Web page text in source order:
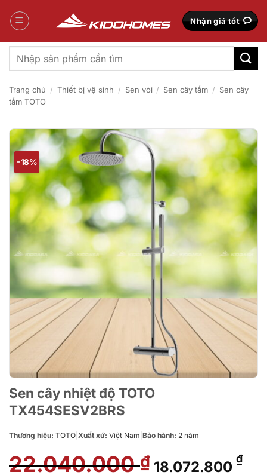
qua
Nhận giá tốt
Tìm
kiếm:
Trang chủ / Thiết bị vệ sinh / Sen vòi / Sen cây tắm / Sen cây
tắm TOTO
-18%
Sen cây nhiệt độ TOTO
TX454SESV2BRS
Thương hiệu: TOTO Xuất xứ: Việt Nam Bảo hành: 2 năm
22.040.000₫ Giá
18.072.800 ₫Giá